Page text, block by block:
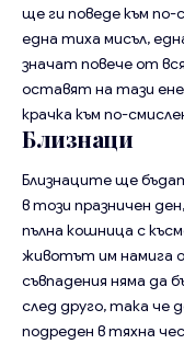
ще ги поведе към
една тиха мисъл,
значат повече от
оставят на тази
крачка към по-
Близнаци
Близнаците ще
в този празничен
пълна кошница с
животът им намига
съвпадения няма да
след друго, така че
подреден в тяхна